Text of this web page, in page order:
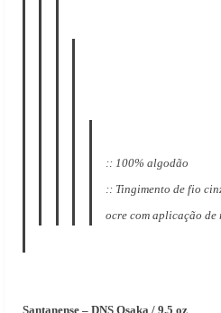
:: 100% algodão
:: Tingimento de fio
ocre com aplicação de
Santanense – DNS Osaka / 9,5 oz